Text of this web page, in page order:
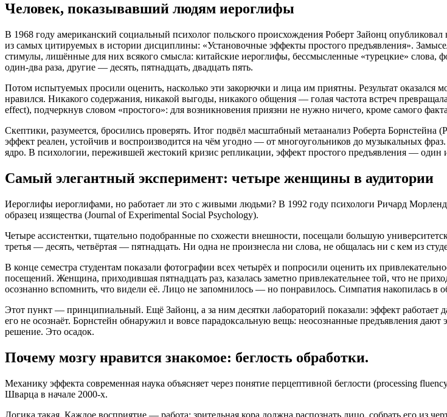
Человек, показывавший людям иероглифы
В 1968 году американский социальный психолог польского происхождения Роберт Зайонц
из самых цитируемых в истории дисциплины: «Установочные эффекты простого предъявления».
стимулы, лишённые для них всякого смысла: китайские иероглифы, бессмысленные «турецкие» слова,
один-два раза, другие — десять, пятнадцать, двадцать пять.
Потом испытуемых просили оценить, насколько эти закорючки и лица им приятны. Результат
нравился. Никакого содержания, никакой выгоды, никакого общения — голая частота встреч
effect), подчеркнув словом «простого»: для возникновения приязни не нужно ничего, кроме самого
Скептики, разумеется, бросились проверять. Итог подвёл масштабный метаанализ Роберта Борнстейна
эффект реален, устойчив и воспроизводится на чём угодно — от многоугольников до музыкальных
ядро. В психологии, пережившей жестокий кризис репликации, эффект простого предъявления —
Самый элегантный эксперимент: четыре женщины в аудитории
Иероглифы иероглифами, но работает ли это с живыми людьми? В 1992 году психологи Ричард
образец изящества (Journal of Experimental Social Psychology).
Четыре ассистентки, тщательно подобранные по схожести внешности, посещали большую
третья — десять, четвёртая — пятнадцать. Ни одна не произнесла ни слова, не общалась ни с кем из
В конце семестра студентам показали фотографии всех четырёх и попросили оценить их
посещений. Женщина, приходившая пятнадцать раз, казалась заметно привлекательнее той, что не
осознанно вспомнить, что видели её. Лицо не запомнилось — но понравилось. Симпатия накопилась в
Этот пункт — принципиальный. Ещё Зайонц, а за ним десятки лабораторий показали: эффект работает
его не осознаёт. Борнстейн обнаружил и вовсе парадоксальную вещь: неосознанные предъявления
решение. Это осадок.
Почему мозгу нравится знакомое: беглость обработки.
Механику эффекта современная наука объясняет через понятие перцептивной беглости (processing
Шварца в начале 2000-х.
Логика такая. Каждое восприятие — работа: зрительная кора должна распознать лицо, собрать его из